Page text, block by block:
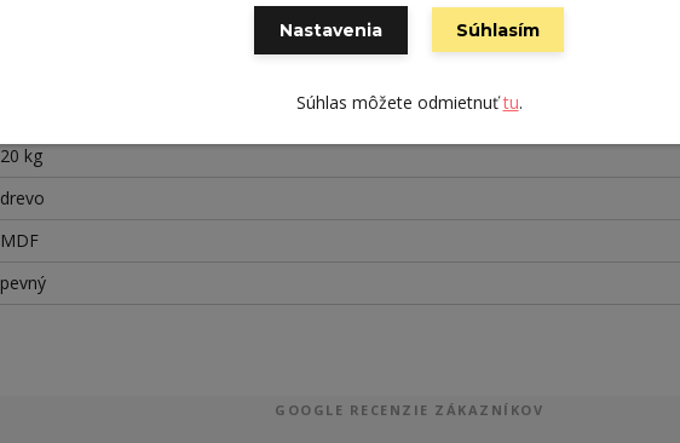
20 kg
drevo
MDF
pevný
GOOGLE RECENZIE ZÁKAZNÍKOV
Nastavenia Súhlasím
Súhlas môžete odmietnuťtu.